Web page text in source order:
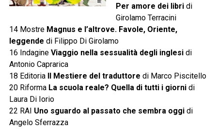
Per amore dei libridi
Girolamo Terracini
14 Mostre Magnus e l’altrove. Favole, Oriente,
leggende di Filippo Di Girolamo
16 Indagine Viaggio nella sessualità degli inglesidi
Antonio Caprarica
18 EditoriaIl Mestiere del traduttore di Marco Piscitello
20 Riforma La scuola reale? Quella di tutti i giornidi
Laura Di Iorio
22 RAI Uno sguardo al passato che sembra oggidi
Angelo Sferrazza